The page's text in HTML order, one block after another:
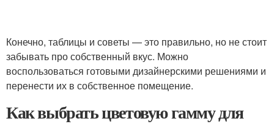
Конечно, таблицы и советы — это правильно, но не стоит
забывать про собственный вкус. Можно
воспользоваться готовыми дизайнерскими решениями и
перенести их в собственное помещение.
Как выбрать цветовую гамму для